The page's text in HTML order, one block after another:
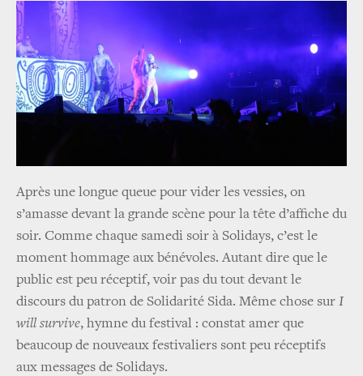
Après une longue queue pour vider les vessies, on
s’amasse devant la grande scène pour la tête d’affiche du
soir. Comme chaque samedi soir à Solidays, c’est le
moment hommage aux bénévoles. Autant dire que le
public est peu réceptif, voir pas du tout devant le
discours du patron de Solidarité Sida. Même chose sur I
will survive, hymne du festival : constat amer que
beaucoup de nouveaux festivaliers sont peu réceptifs
aux messages de Solidays.